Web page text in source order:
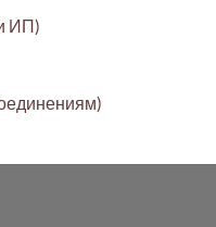
ИП)